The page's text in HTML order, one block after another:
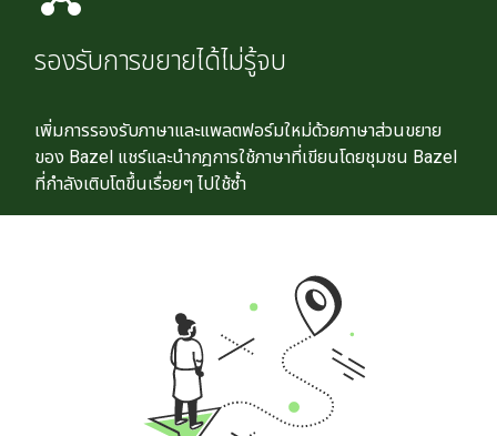
รองรับการขยายได้ไม่รู้จบ
เพิ่มการรองรับภาษาและแพลตฟอร์มใหม่ด้วยภาษาส่วนขยาย
ของ Bazel แชร์และนำกฎการใช้ภาษาที่เขียนโดยชุมชน Bazel
ที่กำลังเติบโตขึ้นเรื่อยๆ ไปใช้ซ้ำ